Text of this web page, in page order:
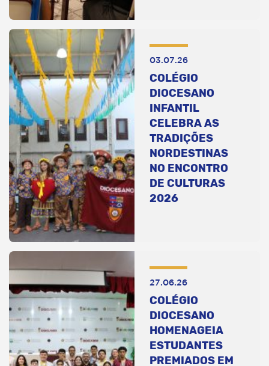
03.07.26
COLÉGIO
DIOCESANO
INFANTIL
CELEBRA AS
TRADIÇÕES
NORDESTINAS
NO ENCONTRO
DE CULTURAS
2026
27.06.26
COLÉGIO
DIOCESANO
HOMENAGEIA
ESTUDANTES
PREMIADOS EM